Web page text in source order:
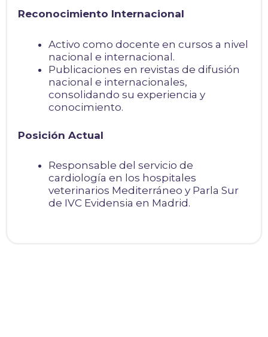
Reconocimiento Internacional
Activo como docente en cursos a nivel
nacional e internacional.
Publicaciones en revistas de difusión
nacional e internacionales,
consolidando su experiencia y
conocimiento.
Posición Actual
Responsable del servicio de
cardiología en los hospitales
veterinarios Mediterráneo y Parla Sur
de IVC Evidensia en Madrid.